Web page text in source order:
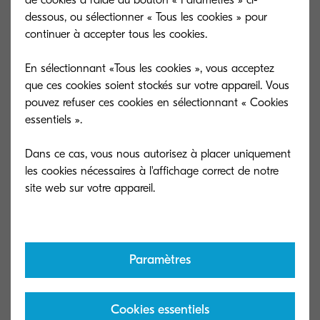
Banner Guide 10
Type général
Guide d'alimentation papier
Capacité (feuilles)
10 feuilles
Dimensions (L x P
x H)
DF-7100
500 feuilles
Dimensions (L x P
x H)
Format de papier
52–300 g/m²; A6R–SRA3;
dessous, ou sélectionner « Tous les cookies » pour
continuer à accepter tous les cookies.
En sélectionnant «Tous les cookies », vous acceptez
que ces cookies soient stockés sur votre appareil. Vous
pouvez refuser ces cookies en sélectionnant « Cookies
essentiels ».
Dans ce cas, vous nous autorisez à placer uniquement
les cookies nécessaires à l'affichage correct de notre
Paramètres
Cookies essentiels